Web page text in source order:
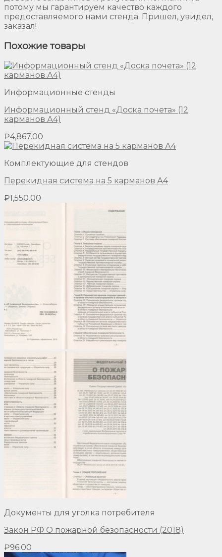
потому мы гарантируем качество каждого
предоставляемого нами стенда. Пришел, увидел,
заказал!
Похожие товары
Информационные стенды
Информационный стенд «Доска почета» (12
карманов А4)
₽4,867.00
Комплектующие для стендов
Перекидная система на 5 карманов А4
₽1,550.00
Документы для уголка потребителя
Закон РФ О пожарной безопасности (2018)
₽96.00